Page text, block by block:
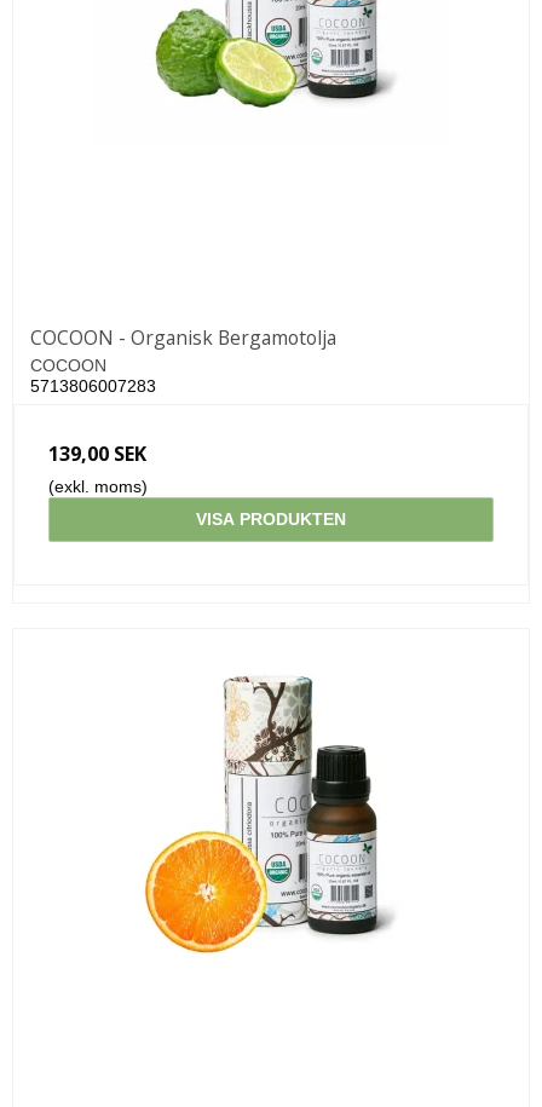
COCOON - Organisk Bergamotolja
COCOON
5713806007283
139,00 SEK
(exkl. moms)
VISA PRODUKTEN